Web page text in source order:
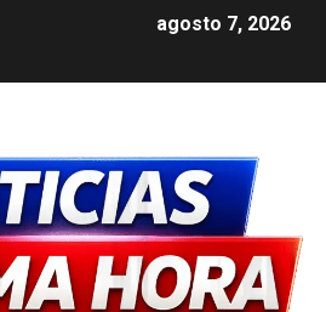
agosto 7, 2026